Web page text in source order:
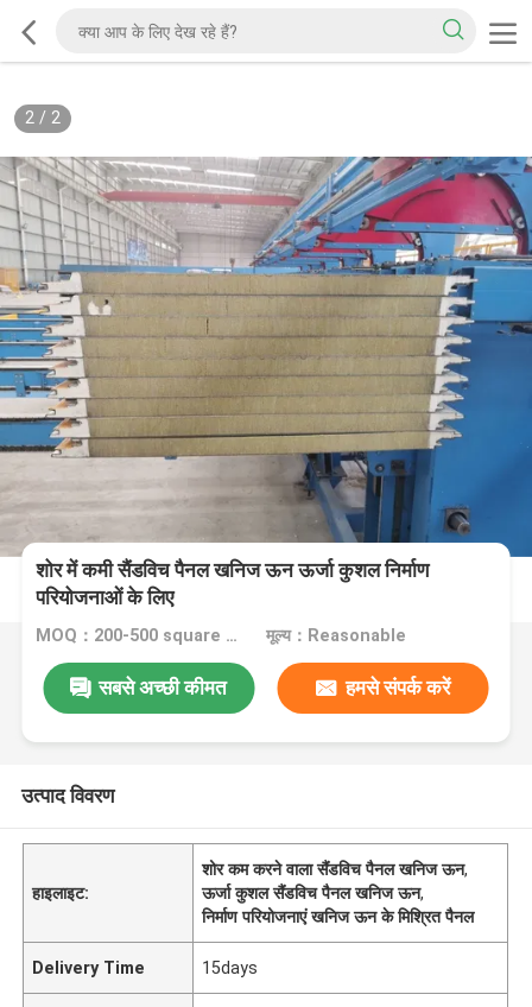
2/ 2
शोर में कमी सैंडविच पैनल खनिज ऊन ऊर्जा कुशल निर्माण
परियोजनाओं के लिए
MOQ：200-500 square meters मूल्य：Reasonable
सबसे अच्छी कीमत हमसे संपर्क करें
उत्पाद विवरण
हाइलाइट:
शोर कम करने वाला सैंडविच पैनल खनिज ऊन,
ऊर्जा कुशल सैंडविच पैनल खनिज ऊन,
निर्माण परियोजनाएं खनिज ऊन के मिश्रित पैनल
Delivery Time 15days